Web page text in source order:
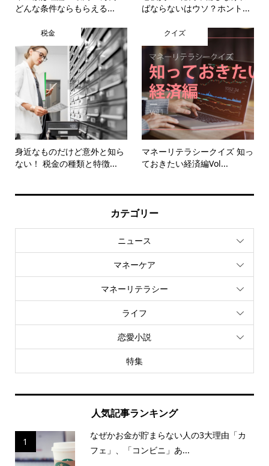
どんな条件ならもらえる...
ばならないはウソ？ホント...
税金
身近なものだけど意外と知ら
ない！ 税金の種類と特徴...
クイズ
マネーリテラシークイズ 知っ
ておきたい経済編Vol...
カテゴリー
ニュース
マネーケア
マネーリテラシー
ライフ
恋愛小説
特集
人気記事ランキング
1
なぜかお金が貯まらない人の3大理由「カ
フェ」、「コンビニ」あ...